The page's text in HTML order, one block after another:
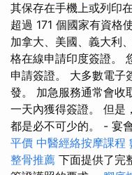
其保存在手機上或列印
超過 171 個國家有資格
加拿大、美國、義大利
格在線申請印度簽證。
申請簽證。 大多數電
發。 加急服務通常會收
一天內獲得簽證。 但是
都是必不可少的。 - 宴
平價 中醫經絡按摩課程
整骨推薦 下面提供了完